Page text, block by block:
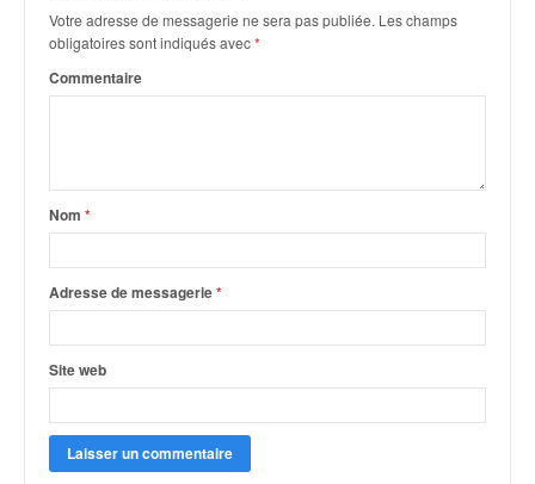
Votre adresse de messagerie ne sera pas publiée. Les champs
obligatoires sont indiqués avec*
Commentaire
Nom *
Adresse de messagerie*
Site web